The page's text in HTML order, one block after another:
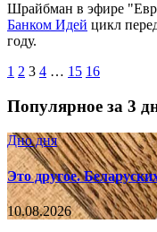
Шрайбман в эфире
Банком Идей цикл
году.
1 2 3 4 … 15 16
Популярное за 3
Дно дня
Это другое.
10.08.2026